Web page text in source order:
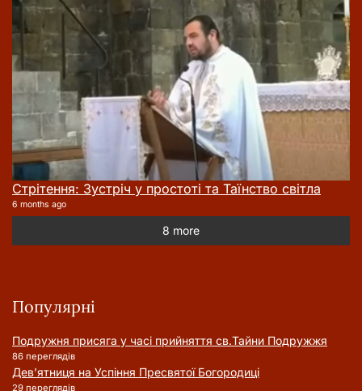
Стрітення: Зустріч у простоті та Таїнство світла
6 months ago
8 more
Популярні
Подружня присягa у часі прийняття cв.Тайни Подружжя
86 переглядів
Дев’ятниця на Успіння Пресвятої Богородиці
29 переглядів